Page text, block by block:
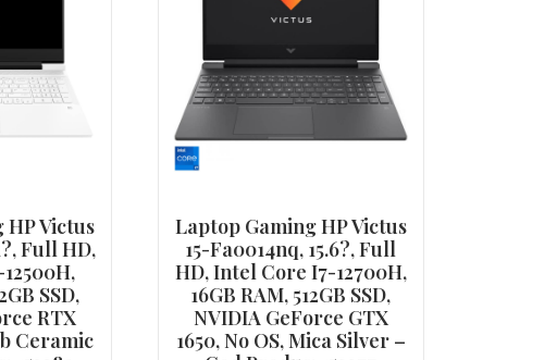
HP Victus
Full HD,
SSD,
RTX
Ceramic
Laptop Gaming HP Victus
15-Fa0014nq, 15.6?, Full
HD, Intel Core I7-12700H,
16GB RAM, 512GB SSD,
NVIDIA GeForce GTX
1650, No OS, Mica Silver –